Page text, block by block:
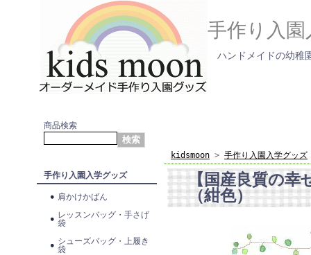
手作り入
ハンドメイドの幼稚
商品検索
手作り入園入学グッズ
肩かけかばん
レッスンバッグ・手さげ
袋
シューズバッグ・上履き
袋
kidsmoon > 手作り入園入学グッズ
【国産良質の幸
（紺色）